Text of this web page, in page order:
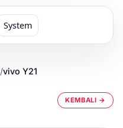
System
/vivo Y21
KEMBALI →